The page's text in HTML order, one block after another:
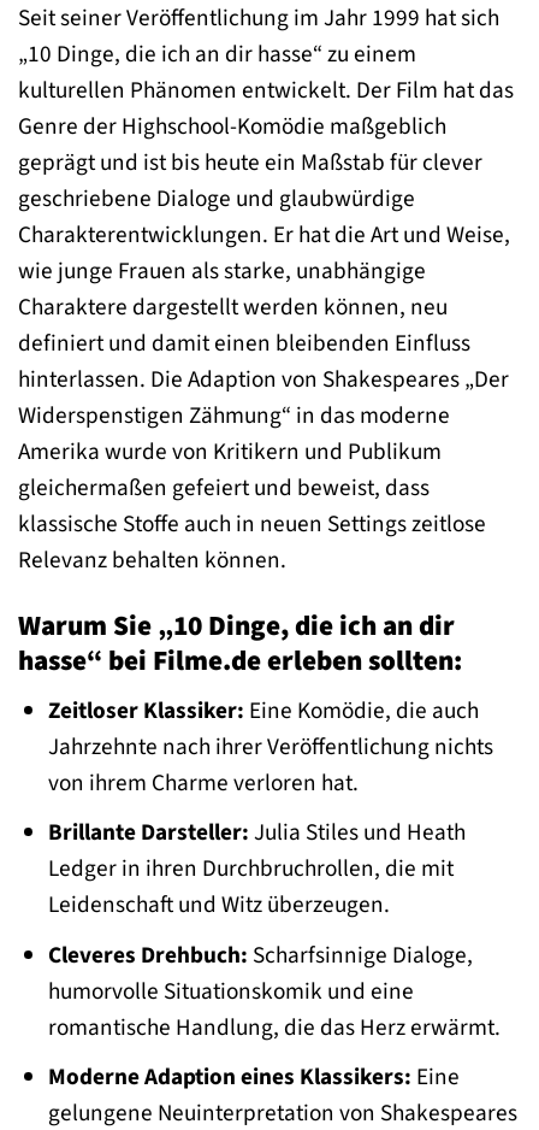
Seit seiner Veröffentlichung im Jahr 1999 hat sich
„10 Dinge, die ich an dir hasse“ zu einem
kulturellen Phänomen entwickelt. Der Film hat das
Genre der Highschool-Komödie maßgeblich
geprägt und ist bis heute ein Maßstab für clever
geschriebene Dialoge und glaubwürdige
Charakterentwicklungen. Er hat die Art und Weise,
wie junge Frauen als starke, unabhängige
Charaktere dargestellt werden können, neu
definiert und damit einen bleibenden Einfluss
hinterlassen. Die Adaption von Shakespeares „Der
Widerspenstigen Zähmung“ in das moderne
Amerika wurde von Kritikern und Publikum
gleichermaßen gefeiert und beweist, dass
klassische Stoffe auch in neuen Settings zeitlose
Relevanz behalten können.
Warum Sie „10 Dinge, die ich an dir
hasse“ bei Filme.de erleben sollten:
Zeitloser Klassiker: Eine Komödie, die auch
Jahrzehnte nach ihrer Veröffentlichung nichts
von ihrem Charme verloren hat.
Brillante Darsteller:Julia Stiles und Heath
Ledger in ihren Durchbruchrollen, die mit
Leidenschaft und Witz überzeugen.
Cleveres Drehbuch: Scharfsinnige Dialoge,
humorvolle Situationskomik und eine
romantische Handlung, die das Herz erwärmt.
Moderne Adaption eines Klassikers: Eine
gelungene Neuinterpretation von Shakespeares